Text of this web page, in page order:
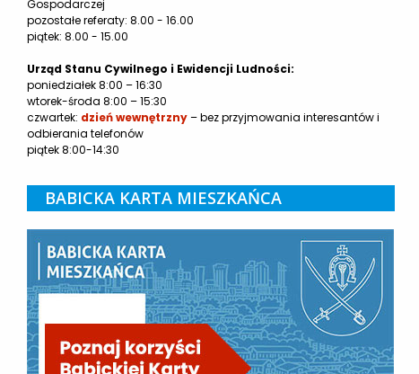
Gospodarczej
pozostałe referaty: 8.00 - 16.00
piątek: 8.00 - 15.00
Urząd Stanu Cywilnego i Ewidencji Ludności:
poniedziałek 8:00 – 16:30
wtorek-środa 8:00 – 15:30
czwartek: dzień wewnętrzny– bez przyjmowania interesantów i
odbierania telefonów
piątek 8:00-14:30
BABICKA KARTA MIESZKAŃCA